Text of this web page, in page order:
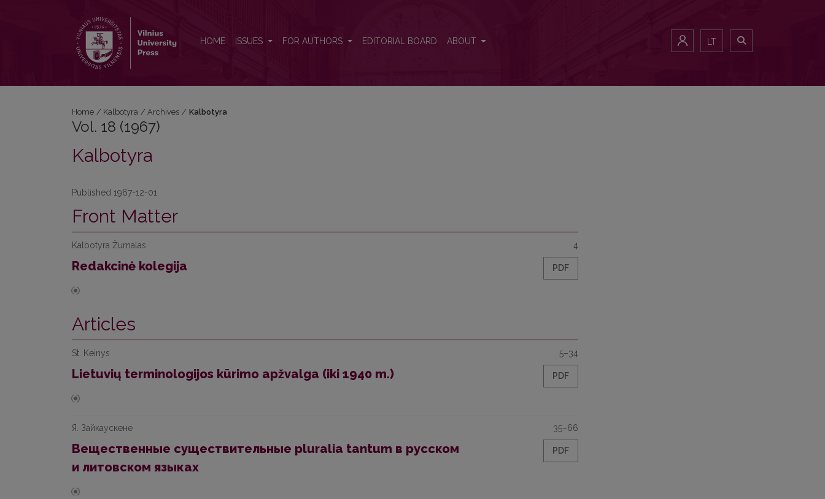
HOME ISSUES FOR AUTHORS EDITORIAL BOARD ABOUT LT
Home / Kalbotyra / Archives / Kalbotyra
Vol. 18 (1967)
Kalbotyra
Published 1967-12-01
Front Matter
Kalbotyra Žurnalas
Redakcinė kolegija
4
PDF
Articles
St. Keinys
Lietuvių terminologijos kūrimo apžvalga (iki 1940 m.)
5–34
PDF
Я. Зайкаускене
Вещественные существительные pluralia tantum в русском
и литовском языках
35–66
PDF